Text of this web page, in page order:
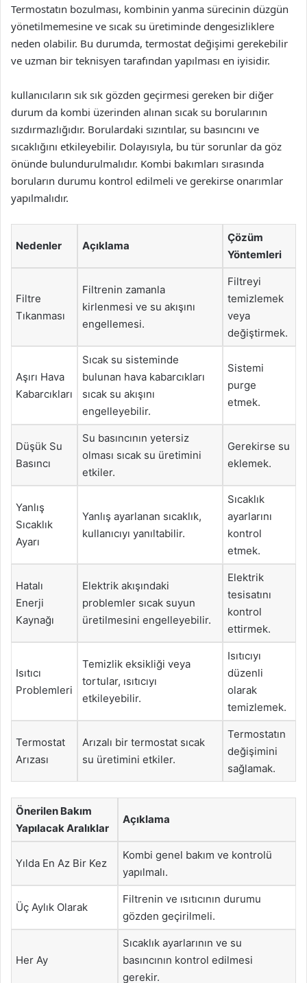
Termostatın bozulması, kombinin yanma sürecinin düzgün
yönetilmemesine ve sıcak su üretiminde dengesizliklere
neden olabilir. Bu durumda, termostat değişimi gerekebilir
ve uzman bir teknisyen tarafından yapılması en iyisidir.
kullanıcıların sık sık gözden geçirmesi gereken bir diğer
durum da kombi üzerinden alınan sıcak su borularının
sızdırmazlığıdır. Borulardaki sızıntılar, su basıncını ve
sıcaklığını etkileyebilir. Dolayısıyla, bu tür sorunlar da göz
önünde bulundurulmalıdır. Kombi bakımları sırasında
boruların durumu kontrol edilmeli ve gerekirse onarımlar
yapılmalıdır.
Nedenler Açıklama
Çözüm
Yöntemleri
Filtre
Tıkanması
Filtrenin zamanla
kirlenmesi ve su akışını
engellemesi.
Filtreyi
temizlemek
veya
değiştirmek.
Aşırı Hava
Kabarcıkları
Sıcak su sisteminde
bulunan hava kabarcıkları
sıcak su akışını
engelleyebilir.
Sistemi
purge
etmek.
Düşük Su
Basıncı
Su basıncının yetersiz
olması sıcak su üretimini
etkiler.
Gerekirse su
eklemek.
Yanlış
Sıcaklık
Ayarı
Yanlış ayarlanan sıcaklık,
kullanıcıyı yanıltabilir.
Sıcaklık
ayarlarını
kontrol
etmek.
Hatalı
Enerji
Kaynağı
Elektrik akışındaki
problemler sıcak suyun
üretilmesini engelleyebilir.
Elektrik
tesisatını
kontrol
ettirmek.
Isıtıcı
Problemleri
Temizlik eksikliği veya
tortular, ısıtıcıyı
etkileyebilir.
Isıtıcıyı
düzenli
olarak
temizlemek.
Termostat
Arızası
Arızalı bir termostat sıcak
su üretimini etkiler.
Termostatın
değişimini
sağlamak.
Önerilen Bakım
Yapılacak Aralıklar
Açıklama
Yılda En Az Bir Kez
Kombi genel bakım ve kontrolü
yapılmalı.
Üç Aylık Olarak
Filtrenin ve ısıtıcının durumu
gözden geçirilmeli.
Her Ay
Sıcaklık ayarlarının ve su
basıncının kontrol edilmesi
gerekir.